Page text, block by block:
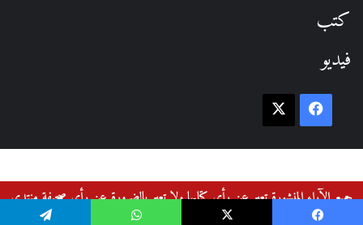
كتب
فيديو
فيسبوك
جميع الآراء المنشورة تعبر عن رأي كتابها ولا تعبر بالضرورة عن رأي صحيفة منتدى